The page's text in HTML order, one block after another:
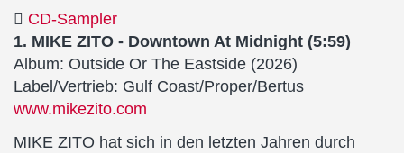
CD-Sampler
1. MIKE ZITO - Downtown At Midnight (5:59)
Album: Outside Or The Eastside (2026)
Label/Vertrieb: Gulf Coast/Proper/Bertus
www.mikezito.com
MIKE ZITO hat sich in den letzten Jahren durch